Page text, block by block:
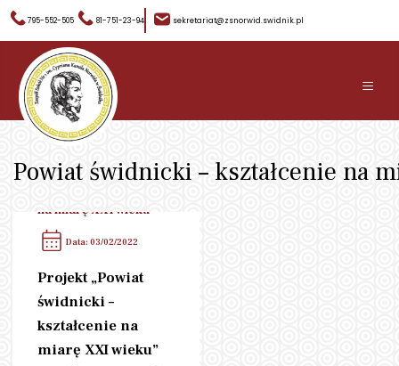
795-552-505 81-751-23-94 sekretariat@zsnorwid.swidnik.pl
≡
Powiat świdnicki – kształcenie na
Kategoria:Powiat
na miarę XXI wieku
Data: 03/02/2022
Projekt „Powiat
świdnicki –
kształcenie na
miarę XXI wieku”